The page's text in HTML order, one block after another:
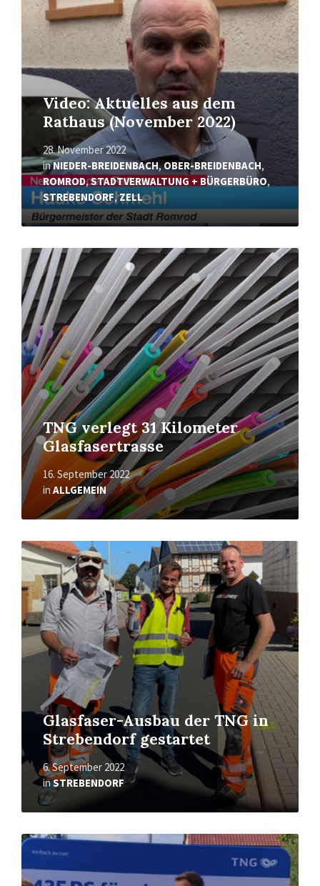
Video: Aktuelles aus dem
Rathaus (November 2022)
28. November 2022
inNIEDER-BREIDENBACH,OBER-BREIDENBACH,
ROMROD,STADTVERWALTUNG + BÜRGERBÜRO,
STREBENDORF,ZELL
TNG verlegt 31 Kilometer
Glasfasertrasse
16. September 2022
in ALLGEMEIN
Read
More
Glasfaser-Ausbau der TNG in
Strebendorf gestartet
6. September 2022
inSTREBENDORF
Read
More
Read
More